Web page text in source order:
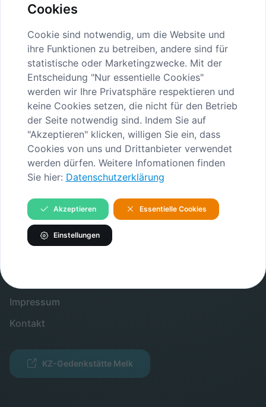
image/jpeg
Herunterladen
Bild in voller Größe anzeigen…
INHALTE
Gedenkstätte
Verein
INFORMATIONEN
Impressum
Kontakt
KZ-Gedenkstätte Melk
Cookies
Cookie sind notwendig, um die Website und
ihre Funktionen zu betreiben, andere sind für
statistische oder Marketingzwecke. Mit der
Entscheidung "Nur essentielle Cookies"
werden wir Ihre Privatsphäre respektieren und
keine Cookies setzen, die nicht für den Betrieb
der Seite notwendig sind. Indem Sie auf
"Akzeptieren" klicken, willigen Sie ein, dass
Cookies von uns und Drittanbieter verwendet
werden dürfen. Weitere Infomationen finden
Sie hier: Datenschutzerklärung
Akzeptieren Essentielle Cookies
Einstellungen